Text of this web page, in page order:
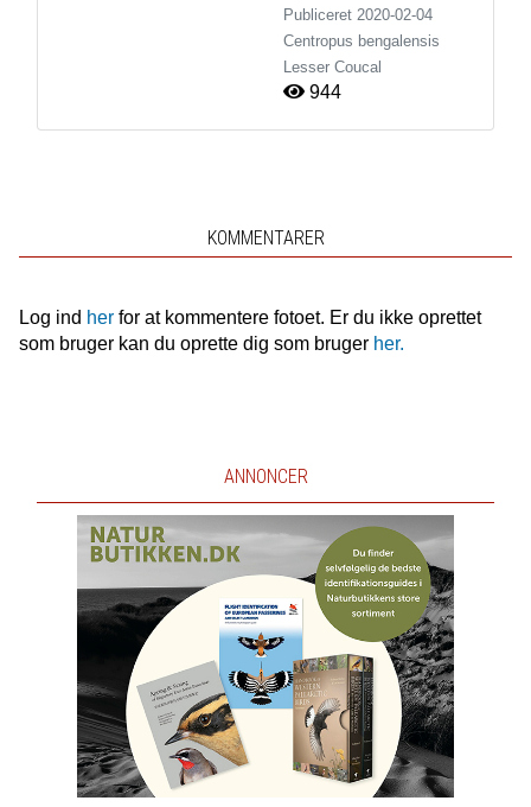
Publiceret 2020-02-04
Centropus bengalensis
Lesser Coucal
944
KOMMENTARER
Log ind herfor at kommentere fotoet. Er du ikke oprettet
som bruger kan du oprette dig som bruger her.
ANNONCER